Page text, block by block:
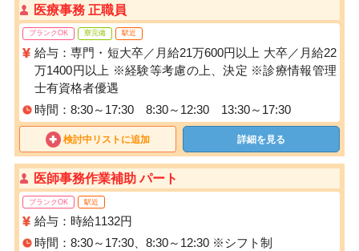
医療事務 正職員
ブランクOK 寮完備 駅近
給与：専門・短大卒／月給21万600円以上 大卒／月給22
万1400円以上 ※経験等考慮の上、決定 ※診療情報管理
士有資格者優遇
時間：8:30～17:30 8:30～12:30 13:30～17:30
検討中リストに追加 詳細を見る
医師事務作業補助 パート
ブランクOK 駅近
給与：時給1132円
時間：8:30～17:30、8:30～12:30 ※シフト制